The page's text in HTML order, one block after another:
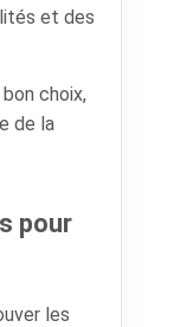
et des
choix,
de la
pour
les